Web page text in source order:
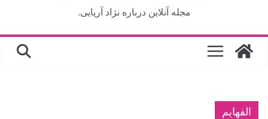
مجله آنلاین درباره نژاد آریایی.
الفهایم